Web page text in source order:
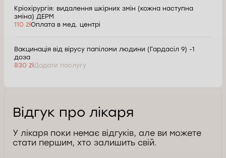
Кріохірургія: видалення шкірних змін (кожна наступна
зміна) ДЕРМ
110 złОплата в мед. центрі
Вакцинація від вірусу папіломи людини (Гардасіл 9) -1
доза
830 złДодати послугу
Відгук про лікаря
У лікаря поки немає відгуків, але ви можете
стати першим, хто залишить свій.